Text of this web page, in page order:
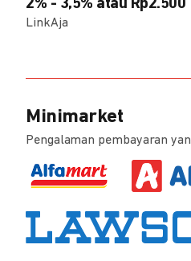
2% - 3,5% atau Rp2.500
LinkAja
Minimarket
Pengalaman pembayaran